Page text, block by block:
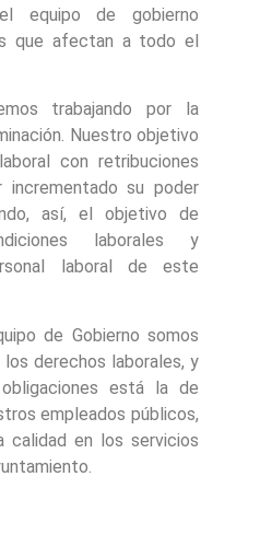
equipo de gobierno
que afectan a todo el
trabajando por la
Nuestro objetivo
con retribuciones
incrementado su poder
así, el objetivo de
laborales y
laboral de este
de Gobierno somos
derechos laborales, y
está la de
empleados públicos,
calidad en los servicios